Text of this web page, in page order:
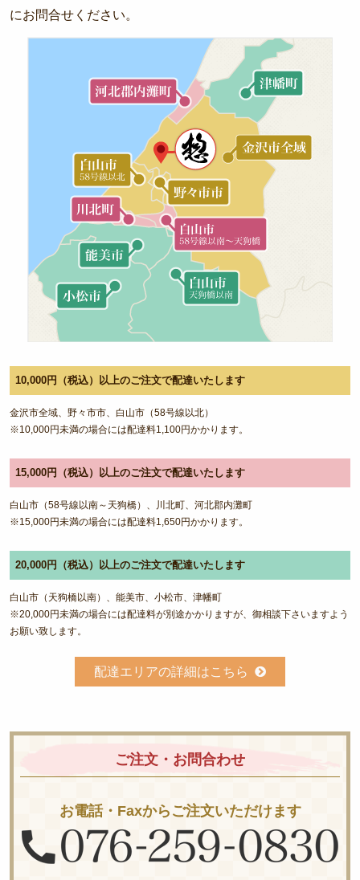
にお問合せください。
10,000円（税込）以上のご注文で配達いたします
金沢市全域、野々市市、白山市（58号線以北）
※10,000円未満の場合には配達料1,100円かかります。
15,000円（税込）以上のご注文で配達いたします
白山市（58号線以南～天狗橋）、川北町、河北郡内灘町
※15,000円未満の場合には配達料1,650円かかります。
20,000円（税込）以上のご注文で配達いたします
白山市（天狗橋以南）、能美市、小松市、津幡町
※20,000円未満の場合には配達料が別途かかりますが、御相談下さいますよう
お願い致します。
配達エリアの詳細はこちら
ご注文・お問合わせ
お電話・Faxからご注文いただけます